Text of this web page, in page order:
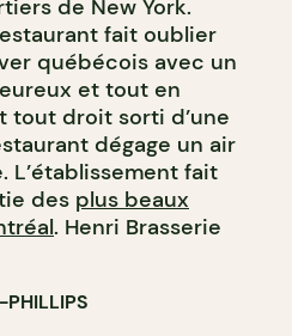
de New York.
fait oublier
québécois avec un
et tout en
tout droit sorti d’une
dégage un air
L’établissement fait
des plus beaux
. Henri Brasserie
PHILLIPS